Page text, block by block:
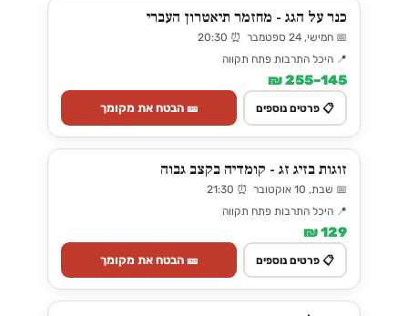
כנר על הגג - מחזמר תיאטרון העברי
📅 חמישי, 24 ספטמבר ⏰ 20:30
📍 היכל התרבות פתח תקווה
145–255 ₪
📋 פרטים נוספים 🎫 הבטח את מקומך
זוגות בזיג זג - קומדיה בקצב גבוה
📅 שבת, 10 אוקטובר ⏰ 21:30
📍 היכל התרבות פתח תקווה
129 ₪
📋 פרטים נוספים 🎫 הבטח את מקומך